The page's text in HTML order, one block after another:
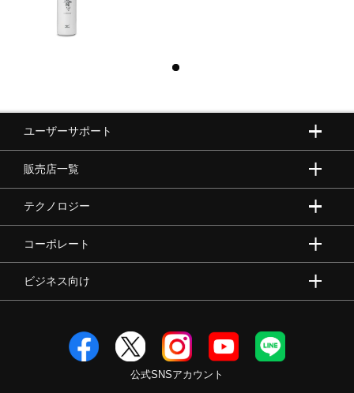
ユーザーサポート
販売店一覧
テクノロジー
コーポレート
ビジネス向け
公式SNSアカウント